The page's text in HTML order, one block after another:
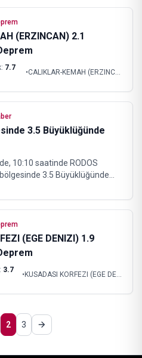
(ERZINCAN) 2.1
7.7
• CALIKLAR-KEMAH (ERZINCAN)
3.5 Büyüklüğünde
10:10 saatinde RODOS
3.5 Büyüklüğünde
(EGE DENIZI) 1.9
3.7
• KUSADASI KORFEZI (EGE DENIZI)
2 3